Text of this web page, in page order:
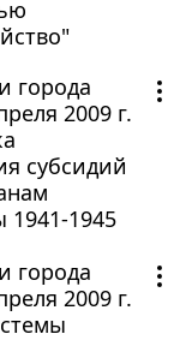
города
2009 г.
субсидий
1945
города
2009 г.